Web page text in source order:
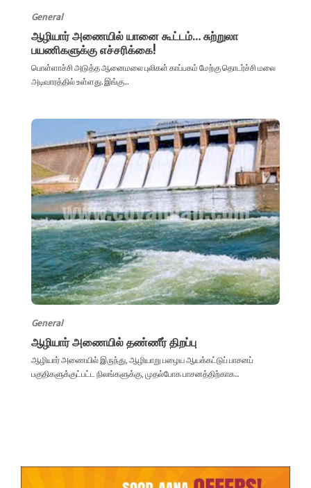
General
ஆழியார் அணையில் யானை கூட்டம்… சுற்றுலா
பயணிகளுக்கு எச்சரிக்கை!
பொள்ளாச்சி அடுத்த ஆனைமலை புலிகள் காப்பகம் மேற்கு தொடர்ச்சி மலை
அடிவாரத்தில் உள்ளது. இங்கு...
General
ஆழியார் அணையில் தண்ணீர் திறப்பு
ஆழியார் அணையில் இருந்து, ஆழியாறு பழைய ஆயக்கட்டுப் பாசனப்
பகுதிகளுக்குட்பட்ட நிலங்களுக்கு, முதல்போக பாசனத்திற்காக...